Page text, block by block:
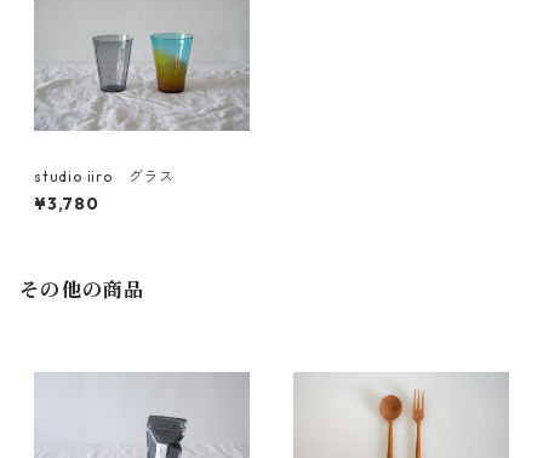
studio iiro グラス
¥3,780
その他の商品